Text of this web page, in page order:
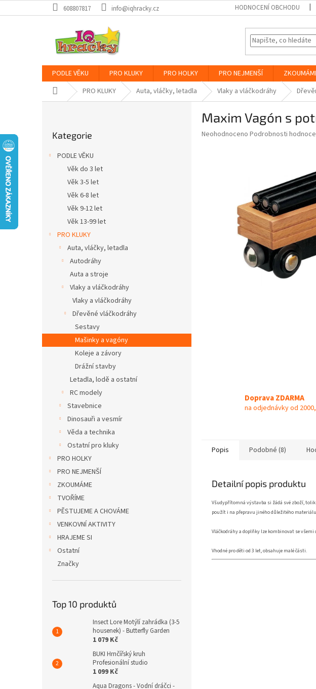
na
608807817 info@iqhracky.cz HODNOCENÍ OBCHODU
PODLE VĚKU PRO KLUKY PRO HOLKY PRO NEJMENŠÍ
Domů PRO KLUKY Auta, vláčky, letadla Vlaky a vláčkodráhy
kategorie
Kategorie
PODLE VĚKU
Věk do 3 let
Věk 3-5 let
Věk 6-8 let
Věk 9-12 let
Věk 13-99 let
PRO KLUKY
Auta, vláčky, letadla
Autodráhy
Auta a stroje
Vlaky a vláčkodráhy
Vlaky a vláčkodráhy
Dřevěné vláčkodráhy
Sestavy
Mašinky a vagóny
Koleje a závory
Drážní stavby
Letadla, lodě a ostatní
RC modely
Stavebnice
Dinosauři a vesmír
Věda a technika
Ostatní pro kluky
PRO HOLKY
PRO NEJMENŠÍ
ZKOUMÁME
TVOŘÍME
PĚSTUJEME A CHOVÁME
VENKOVNÍ AKTIVITY
HRAJEME SI
Ostatní
Značky
Top 10 produktů
Insect Lore Motýlí zahrádka (3-5
housenek) - Butterfly Garden
1 079 Kč
BUKI Hrnčířský kruh
Profesionální studio
1 099 Kč
Aqua Dragons - Vodní dráčci -
Maxim Vagón s
Průměrné
Neohodnoceno Podrobnosti
Doprava ZDARMA
na odjednávky od
Popis Podobné (8)
Detailní popis produktu
Všudypřítomná výstavba si žádá své zboží,
použít i na přepravu jiného důležitého
Vláčkodráhy a doplňky lze kombinovat se
Vhodné pro děti od 3 let, obsahuje malé části.